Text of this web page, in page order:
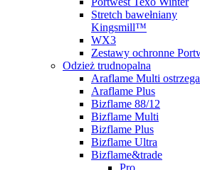
Stretch bawełniany
Kingsmill™
WX3
Zestawy ochronne
Odzież trudnopalna
Araflame Multi
Araflame Plus
Bizflame 88/12
Bizflame Multi
Bizflame Plus
Bizflame Ultra
Bizflame&trade
Pro